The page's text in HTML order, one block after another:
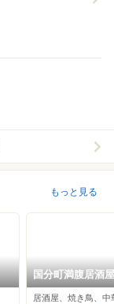
もっと見る
国分町満腹居酒
い！町井です〜♪
居酒屋、焼き鳥、中